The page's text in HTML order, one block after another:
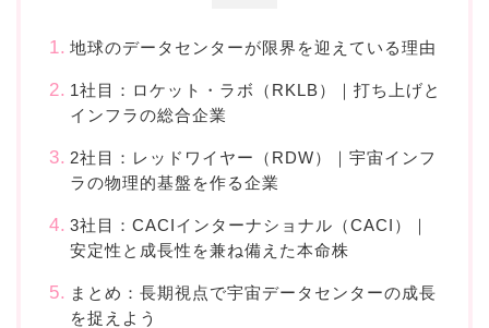
地球のデータセンターが限界を迎えている理由
1社目：ロケット・ラボ（RKLB）｜打ち上げと
インフラの総合企業
2社目：レッドワイヤー（RDW）｜宇宙インフ
ラの物理的基盤を作る企業
3社目：CACIインターナショナル（CACI）｜
安定性と成長性を兼ね備えた本命株
まとめ：長期視点で宇宙データセンターの成長
を捉えよう